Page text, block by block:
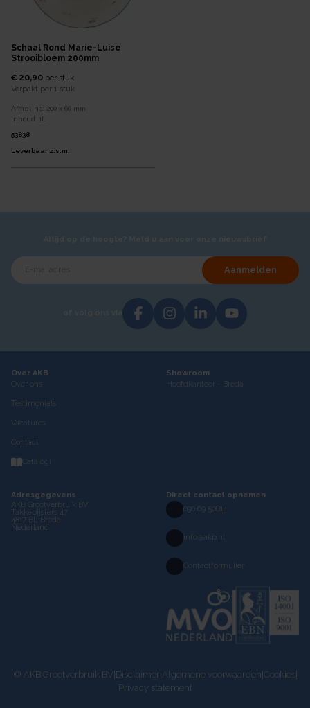
Schaal Rond Marie-Luise
Strooibloem 200mm
€ 20,90 per stuk
Verpakt per 1 stuk
Afmeting: 200 x 66 mm
Inhoud:
1L
53838
Leverbaar z.s.m.
Aanmelden
Over AKB
Over ons
Testimonials
Vacatures
Contact
Catalogi
Showroom
Hoofdkantoor - Breda
Adresgegevens
AKB Grootverbruik BV
Takkebijsters 47
4817 BL Breda
Nederland
Direct contact opnemen
030 69 50814
info@akb.nl
Contactformulier
© AKB Grootverbruik BV Disclaimer Algemene voorwaarden Cookies|
Privacy statement